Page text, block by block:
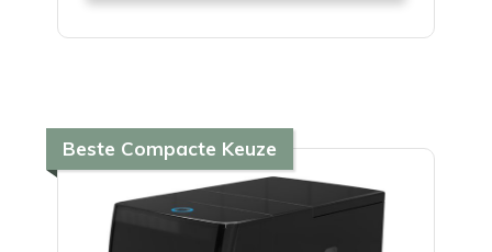
Beste Compacte Keuze